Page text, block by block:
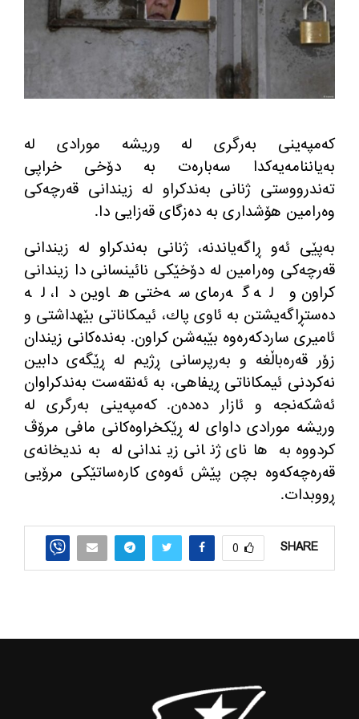
كه‌مپه‌ینی به‌رگری له‌ وریشه مورادی له‌
به‌یاننامه‌یه‌كدا سه‌باره‌ت به‌ دۆخی خراپی
ته‌ندرووستی ژنانی به‌ندكراو له‌ زیندانی قه‌رچه‌كی
وه‌رامین هۆشداری به‌ ده‌زگای قه‌زایی دا.
به‌پێی ئه‌و ڕاگه‌یاندنه‌، ژنانی به‌ندكراو له‌ زیندانی
قه‌رچه‌كی وه‌رامین له‌ دۆخێكی نائینسانی دا زیندانی
كراون و له‌ گه‌رمای سه‌ختی هاوین دا، له‌
ده‌ستڕاگه‌یشتن به‌ ئاوی پاك، ئیمكاناتی بێهداشتی و
ئامیری ساردكه‌ره‌وه‌ بێبه‌شن كراون. به‌نده‌كانی زیندان
زۆر قه‌ره‌باڵغه و به‌رپرسانی ڕژیم له‌ ڕێگه‌ی دابین
نه‌كردنی ئیمكاناتی ڕیفاهی، به‌ ئه‌نقه‌ست به‌ندكراوان
ئه‌شكه‌نجه و ئازار ده‌ده‌ن. كه‌مپه‌ینی به‌رگری له‌
وریشه‌ مورادی داوای له‌ ڕێكخراوه‌كانی مافی مرۆڤ
كردووه‌ به‌ هانای ژنانی زیندانی له‌ به‌ندیخانه‌ی
قه‌ره‌چه‌كه‌وه‌ بچن پێش ئه‌وه‌ی كاره‌ساتێكی مرۆیی
ڕووبدات.
SHARE
0